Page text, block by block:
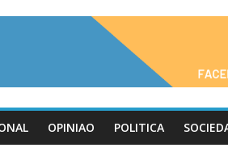
OPINIAO POLITICA